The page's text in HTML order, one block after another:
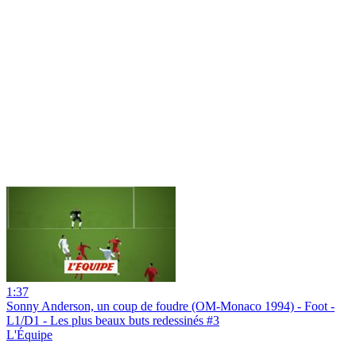
1:37
Sonny Anderson, un coup de foudre (OM-Monaco 1994) - Foot -
L1/D1 - Les plus beaux buts redessinés #3
L'Équipe